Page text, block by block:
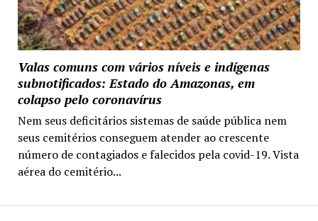
Valas comuns com vários níveis e indígenas
subnotificados: Estado do Amazonas, em
colapso pelo coronavírus
Nem seus deficitários sistemas de saúde pública nem
seus cemitérios conseguem atender ao crescente
número de contagiados e falecidos pela covid-19. Vista
aérea do cemitério...